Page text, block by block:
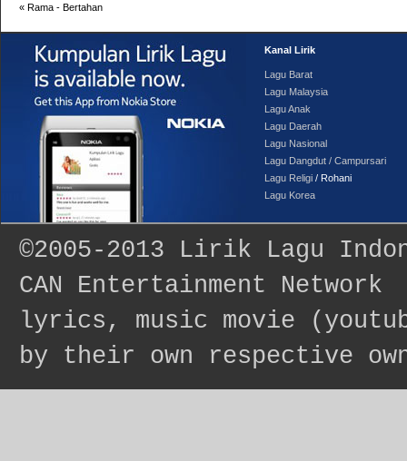
« Rama - Bertahan
Kanal Lirik
Lagu Barat
Lagu Malaysia
Lagu Anak
Lagu Daerah
Lagu Nasional
Lagu Dangdut / Campursari
Lagu Religi / Rohani
Lagu Korea
©2005-2013 Lirik Lagu
CAN Entertainment Network
lyrics, music movie
by their own respective